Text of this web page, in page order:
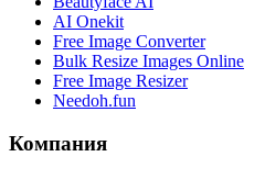
AI Onekit
Free Image Converter
Bulk Resize Images Online
Free Image Resizer
Needoh.fun
Компания